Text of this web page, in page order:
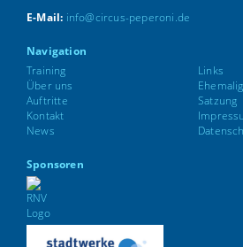
E-Mail: info@circus-peperoni.de
Navigation
Training
Über uns
Auftritte
Kontakt
News
Links
Satzung
Sponsoren